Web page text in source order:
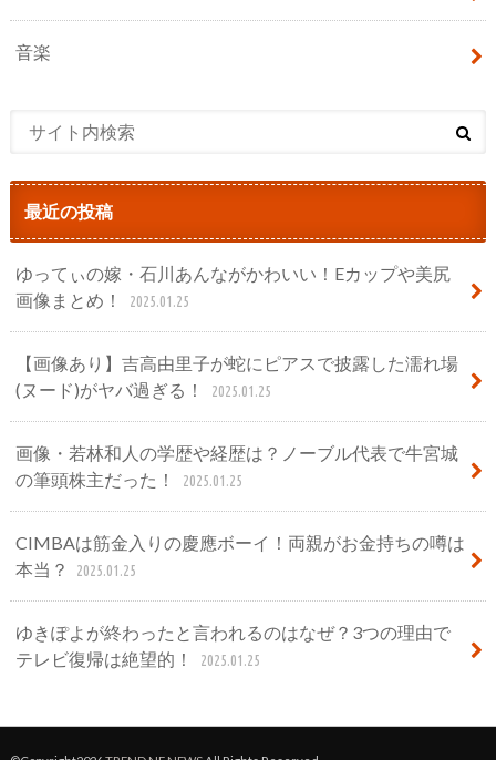
音楽
最近の投稿
ゆってぃの嫁・石川あんながかわいい！Eカップや美尻
画像まとめ！
2025.01.25
【画像あり】吉高由里子が蛇にピアスで披露した濡れ場
(ヌード)がヤバ過ぎる！
2025.01.25
画像・若林和人の学歴や経歴は？ノーブル代表で牛宮城
の筆頭株主だった！
2025.01.25
CIMBAは筋金入りの慶應ボーイ！両親がお金持ちの噂は
本当？
2025.01.25
ゆきぽよが終わったと言われるのはなぜ？3つの理由で
テレビ復帰は絶望的！
2025.01.25